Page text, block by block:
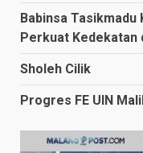
Babinsa Tasikmadu
Perkuat Kedekatan
Sholeh Cilik
Progres FE UIN